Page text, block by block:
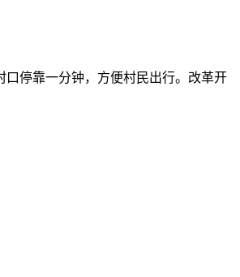
口停靠一分钟，方便村民出行。改革开